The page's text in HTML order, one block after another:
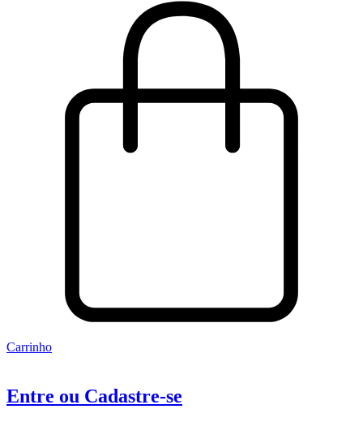
Carrinho
Entre ou Cadastre-se